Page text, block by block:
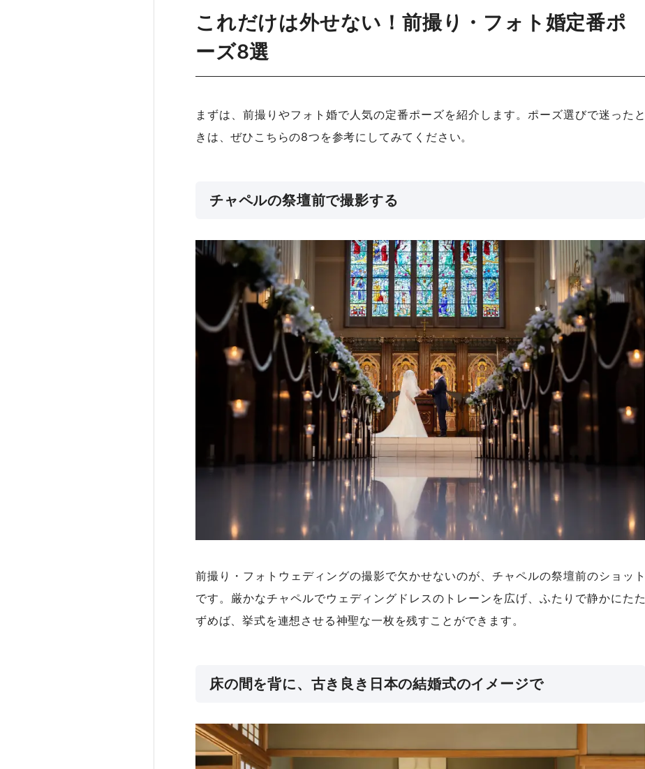
これだけは外せない！前撮り・フォト婚定番ポ
ーズ8選
まずは、前撮りやフォト婚で人気の定番ポーズを紹介します。ポーズ選びで迷ったと
きは、ぜひこちらの8つを参考にしてみてください。
チャペルの祭壇前で撮影する
前撮り・フォトウェディングの撮影で欠かせないのが、チャペルの祭壇前のショット
です。厳かなチャペルでウェディングドレスのトレーンを広げ、ふたりで静かにたた
ずめば、挙式を連想させる神聖な一枚を残すことができます。
床の間を背に、古き良き日本の結婚式のイメージで